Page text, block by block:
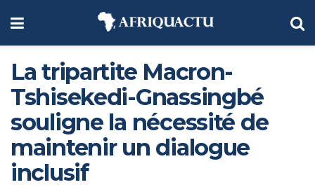
La tripartite Macron-
Tshisekedi-Gnassingbé
souligne la nécessité de
maintenir un dialogue
inclusif